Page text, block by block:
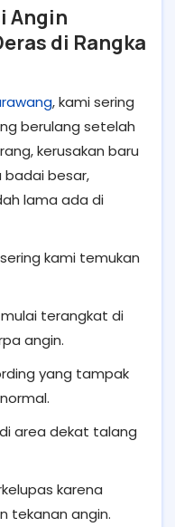
Angin
di Rangka
, kami sering
berulang setelah
kerusakan baru
besar,
lama ada di
kami temukan
terangkat di
angin.
yang tampak
area dekat talang
karena
tekanan angin.